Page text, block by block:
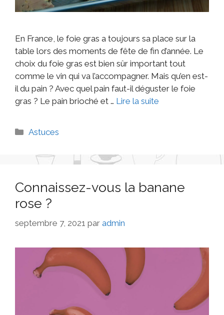
En France, le foie gras a toujours sa place sur la
table lors des moments de fête de fin d’année. Le
choix du foie gras est bien sûr important tout
comme le vin qui va l’accompagner. Mais qu’en est-
il du pain ? Avec quel pain faut-il déguster le foie
gras ? Le pain brioché et … Lire la suite
Astuces
Connaissez-vous la banane
rose ?
septembre 7, 2021 par admin